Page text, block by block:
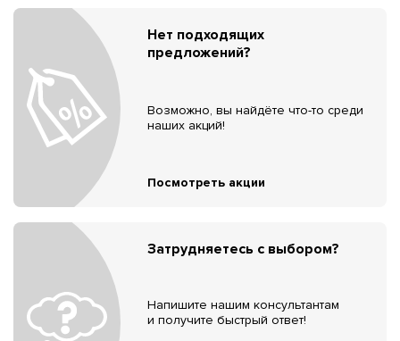
Нет подходящих
предложений?
Возможно, вы найдёте что-то среди
наших акций!
Посмотреть акции
Затрудняетесь с выбором?
Напишите нашим консультантам
и получите быстрый ответ!